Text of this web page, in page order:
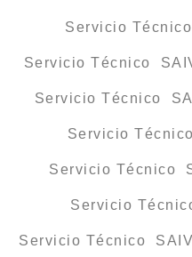
Servicio
Servicio Técnico
Servicio Técnico
Servicio
Servicio Técnico
Servicio
Servicio Técnico